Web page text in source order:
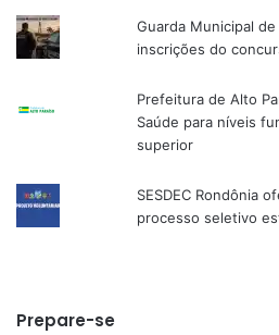
Guarda Municipal
inscrições do
Prefeitura de Alto
Saúde para níveis
superior
SESDEC Rondônia
processo seletivo
Prepare-se